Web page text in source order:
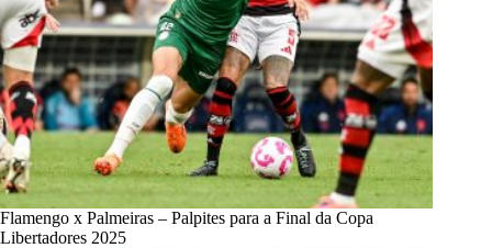
Flamengo x Palmeiras – Palpites para a Final da Copa
Libertadores 2025